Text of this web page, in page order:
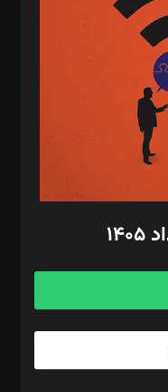
فائزه فتحی
زاده